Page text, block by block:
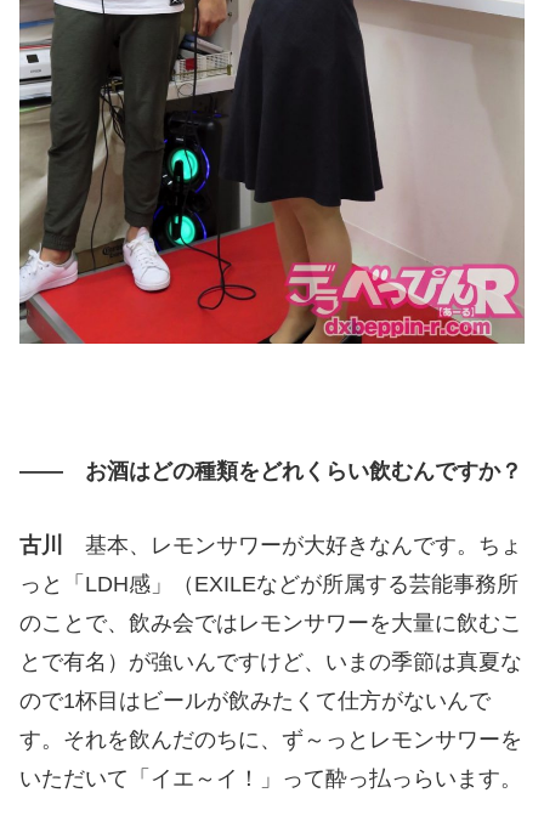
―― お酒はどの種類をどれくらい飲むんですか？
古川
基本、レモンサワーが大好きなんです。ちょ
っと「LDH感」（EXILEなどが所属する芸能事務所
のことで、飲み会ではレモンサワーを大量に飲むこ
とで有名）が強いんですけど、いまの季節は真夏な
ので1杯目はビールが飲みたくて仕方がないんで
す。それを飲んだのちに、ず～っとレモンサワーを
いただいて「イエ～イ！」って酔っ払っらいます。